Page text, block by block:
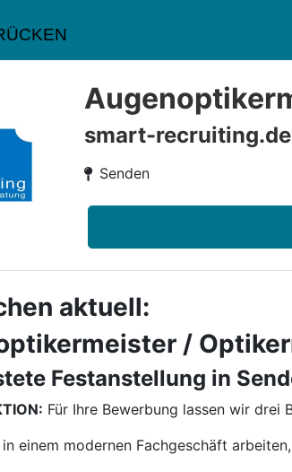
smart-recruiting.de
Senden
aktuell:
/
Festanstellung in
Für Ihre Bewerbung lassen wir drei
einem modernen Fachgeschäft